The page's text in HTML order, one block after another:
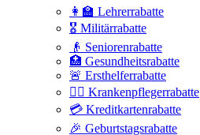
👩‍🏫 Lehrerrabatte
🎖️ Militärrabatte
👴 Seniorenrabatte
🏥 Gesundheitsrabatte
🚨 Ersthelferrabatte
👩‍⚕️ Krankenpflegerrabatte
💳 Kreditkartenrabatte
🎉 Geburtstagsrabatte